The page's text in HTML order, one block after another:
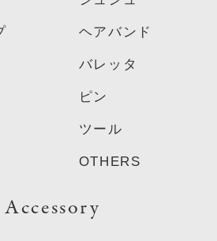
ヘアバンド
バレッタ
ピン
ツール
OTHERS